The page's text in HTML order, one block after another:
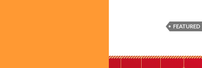
FEATURED